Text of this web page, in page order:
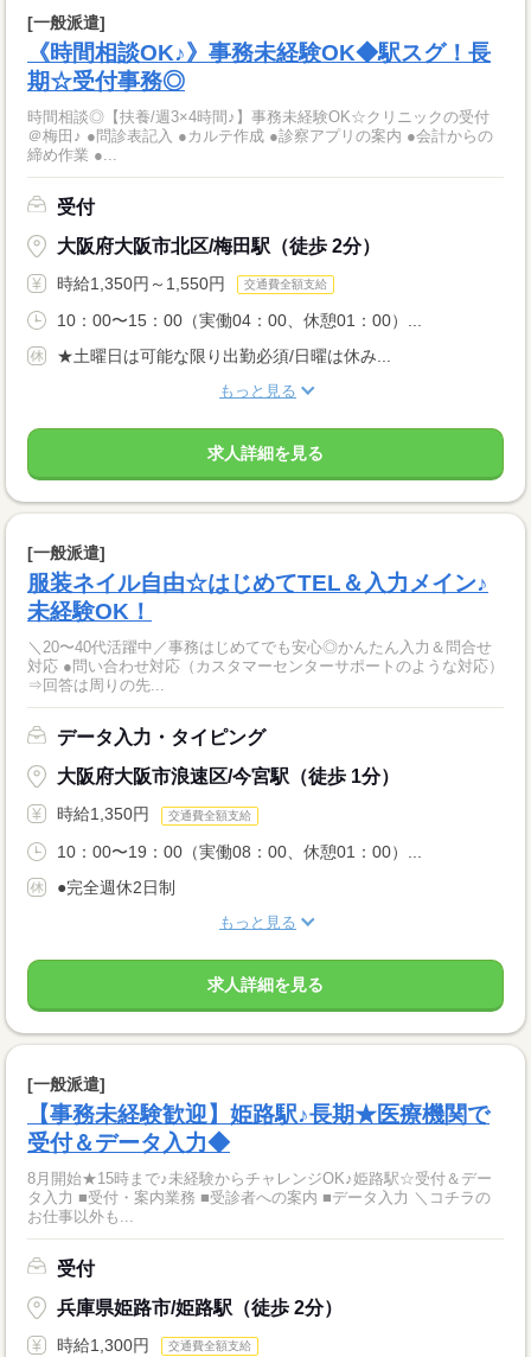
[一般派遣]
《時間相談OK♪》事務未経験OK◆駅スグ！長
期☆受付事務◎
時間相談◎【扶養/週3×4時間♪】事務未経験OK☆クリニックの受付
＠梅田♪ ●問診表記入 ●カルテ作成 ●診察アプリの案内 ●会計からの
締め作業 ●...
受付
大阪府大阪市北区/梅田駅（徒歩 2分）
時給1,350円～1,550円 交通費全額支給
10：00〜15：00（実働04：00、休憩01：00）...
★土曜日は可能な限り出勤必須/日曜は休み...
もっと見る
求人詳細を見る
[一般派遣]
服装ネイル自由☆はじめてTEL＆入力メイン♪
未経験OK！
＼20〜40代活躍中／事務はじめてでも安心◎かんたん入力＆問合せ
対応 ●問い合わせ対応（カスタマーセンターサポートのような対応）
⇒回答は周りの先...
データ入力・タイピング
大阪府大阪市浪速区/今宮駅（徒歩 1分）
時給1,350円 交通費全額支給
10：00〜19：00（実働08：00、休憩01：00）...
●完全週休2日制
もっと見る
求人詳細を見る
[一般派遣]
【事務未経験歓迎】姫路駅♪長期★医療機関で
受付＆データ入力◆
8月開始★15時まで♪未経験からチャレンジOK♪姫路駅☆受付＆デー
タ入力 ■受付・案内業務 ■受診者への案内 ■データ入力 ＼コチラの
お仕事以外も...
受付
兵庫県姫路市/姫路駅（徒歩 2分）
時給1,300円 交通費全額支給